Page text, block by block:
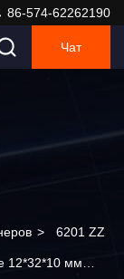
86-574-62262190
Чат
> 6201 ZZ
12*32*10 мм